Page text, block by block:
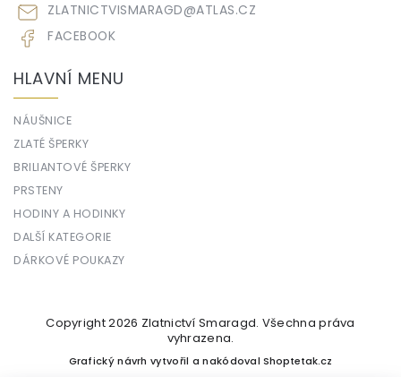
ZLATNICTVISMARAGD@ATLAS.CZ
FACEBOOK
HLAVNÍ MENU
NÁUŠNICE
ZLATÉ ŠPERKY
BRILIANTOVÉ ŠPERKY
PRSTENY
HODINY A HODINKY
DALŠÍ KATEGORIE
DÁRKOVÉ POUKAZY
Copyright 2026 Zlatnictví Smaragd. Všechna práva
vyhrazena.
Grafický návrh vytvořil a nakódovalShoptetak.cz